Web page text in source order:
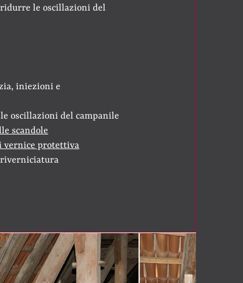
le oscillazioni del
iniezioni e
oscillazioni del campanile
scandole
vernice protettiva
riverniciatura